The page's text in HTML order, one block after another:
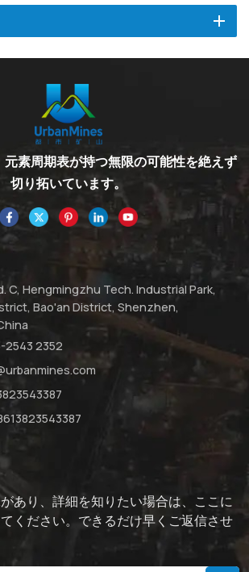
素周期表が持つ無限の可能性を絶えず
切り拓いています。
C, Hengmingzhu Tech. Industrial Park,
Bao'an District, Shenzhen,
2543 2352
あり、詳細を知りたい場合は、ここに
ください。できるだけ早くご返信させ